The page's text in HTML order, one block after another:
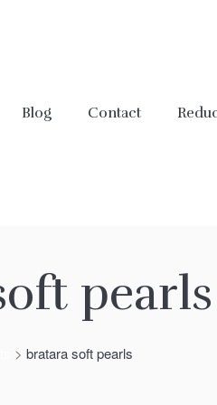
Blog Contact
pearls
> bratara soft pearls